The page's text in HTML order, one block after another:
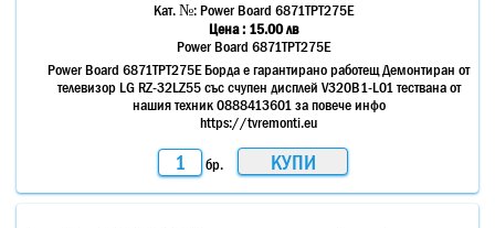
Кат. №:Power Board 6871TPT275E
Цена : 15.00 лв
Power Board 6871TPT275E
Power Board 6871TPT275E Борда е гарантирано работещ Демонтиран от
телевизор LG RZ-32LZ55 със счупен дисплей V320B1-L01 тествана от
нашия техник 0888413601 за повече инфо
https://tvremonti.eu
бр.